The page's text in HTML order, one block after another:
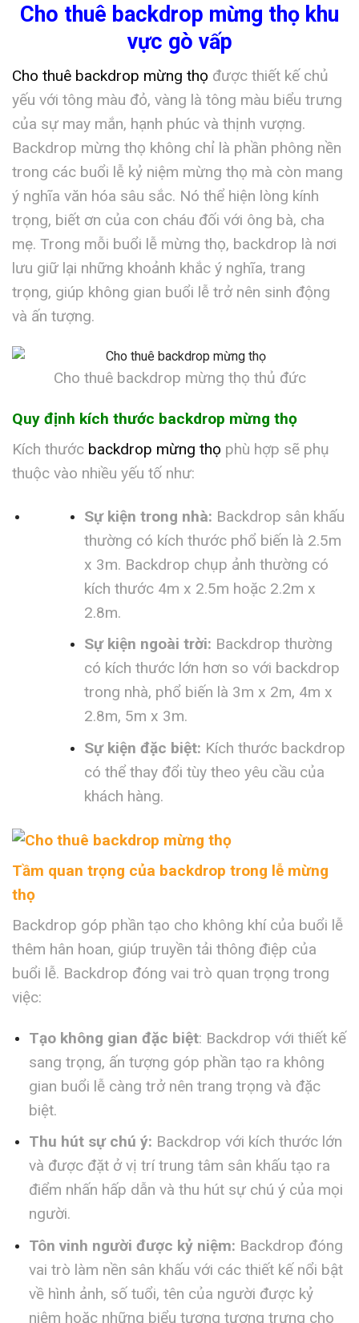
Cho thuê backdrop mừng thọ khu
vực gò vấp
Cho thuê backdrop mừng thọ được thiết kế chủ
yếu với tông màu đỏ, vàng là tông màu biểu trưng
của sự may mắn, hạnh phúc và thịnh vượng.
Backdrop mừng thọ không chỉ là phần phông nền
trong các buổi lễ kỷ niệm mừng thọ mà còn mang
ý nghĩa văn hóa sâu sắc. Nó thể hiện lòng kính
trọng, biết ơn của con cháu đối với ông bà, cha
mẹ. Trong mỗi buổi lễ mừng thọ, backdrop là nơi
lưu giữ lại những khoảnh khắc ý nghĩa, trang
trọng, giúp không gian buổi lễ trở nên sinh động
và ấn tượng.
Cho thuê backdrop mừng thọ thủ đức
Quy định kích thước backdrop mừng thọ
Kích thước backdrop mừng thọ phù hợp sẽ phụ
thuộc vào nhiều yếu tố như:
Sự kiện trong nhà: Backdrop sân khấu
thường có kích thước phổ biến là 2.5m
x 3m. Backdrop chụp ảnh thường có
kích thước 4m x 2.5m hoặc 2.2m x
2.8m.
Sự kiện ngoài trời: Backdrop thường
có kích thước lớn hơn so với backdrop
trong nhà, phổ biến là 3m x 2m, 4m x
2.8m, 5m x 3m.
Sự kiện đặc biệt: Kích thước backdrop
có thể thay đổi tùy theo yêu cầu của
khách hàng.
Tầm quan trọng của backdrop trong lễ mừng
thọ
Backdrop góp phần tạo cho không khí của buổi lễ
thêm hân hoan, giúp truyền tải thông điệp của
buổi lễ. Backdrop đóng vai trò quan trọng trong
việc:
Tạo không gian đặc biệt: Backdrop với thiết kế
sang trọng, ấn tượng góp phần tạo ra không
gian buổi lễ càng trở nên trang trọng và đặc
biệt.
Thu hút sự chú ý: Backdrop với kích thước lớn
và được đặt ở vị trí trung tâm sân khấu tạo ra
điểm nhấn hấp dẫn và thu hút sự chú ý của mọi
người.
Tôn vinh người được kỷ niệm: Backdrop đóng
vai trò làm nền sân khấu với các thiết kế nổi bật
về hình ảnh, số tuổi, tên của người được kỷ
niệm hoặc những biểu tượng tượng trưng cho